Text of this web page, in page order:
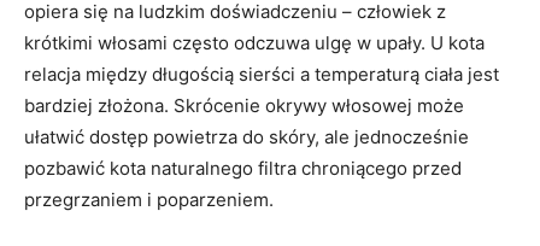
opiera się na ludzkim doświadczeniu – człowiek z
krótkimi włosami często odczuwa ulgę w upały. U kota
relacja między długością sierści a temperaturą ciała jest
bardziej złożona. Skrócenie okrywy włosowej może
ułatwić dostęp powietrza do skóry, ale jednocześnie
pozbawić kota naturalnego filtra chroniącego przed
przegrzaniem i poparzeniem.